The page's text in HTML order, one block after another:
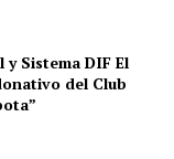
Sistema DIF El
del Club